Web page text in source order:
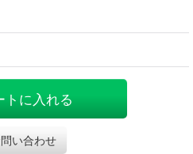
トに入れる
い合わせ